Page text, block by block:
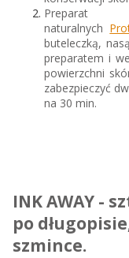
naturalnych
buteleczką,
preparatem i
powierzchni
zabezpieczyć
na 30 min.
INK AWAY -
po
szmince.